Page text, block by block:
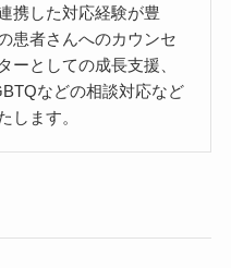
携した対応経験が豊
患者さんへのカウンセ
ーとしての成長支援、
などの相談対応など
します。